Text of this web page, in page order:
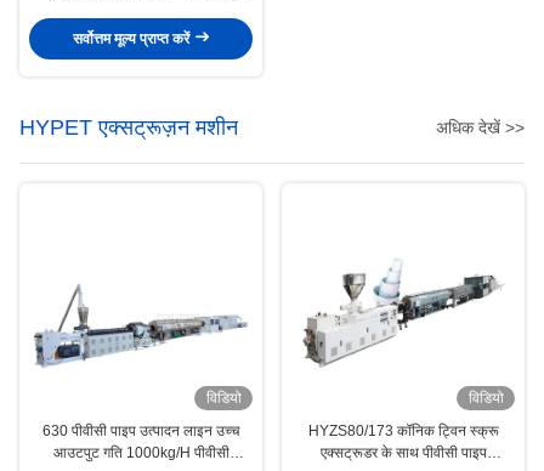
सर्वोत्तम मूल्य प्राप्त करें
HYPET एक्सट्रूज़न मशीन अधिक देखें >>
विडियो
630 पीवीसी पाइप उत्पादन लाइन उच्च
आउटपुट गति 1000kg/H पीवीसी
विडियो
HYZS80/173 कॉनिक ट्विन स्क्रू
एक्सट्रूडर के साथ पीवीसी पाइप